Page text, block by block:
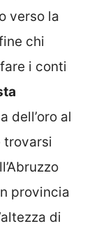
verso la
chi
i conti
dell’oro al
trovarsi
provincia
di